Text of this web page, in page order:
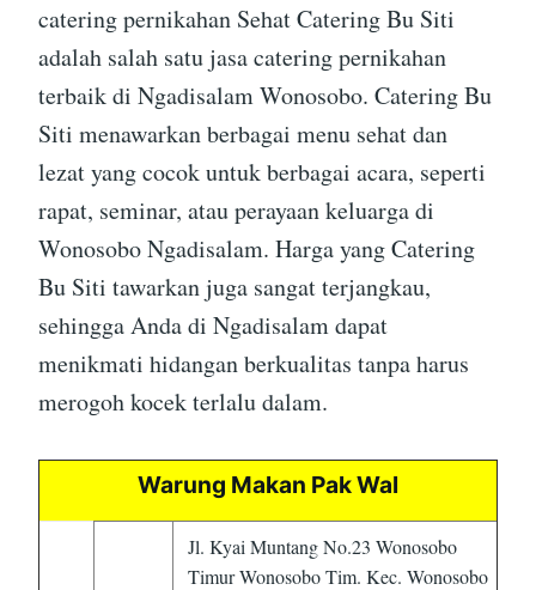
catering pernikahan Sehat Catering Bu Siti
adalah salah satu jasa catering pernikahan
terbaik di Ngadisalam Wonosobo. Catering Bu
Siti menawarkan berbagai menu sehat dan
lezat yang cocok untuk berbagai acara, seperti
rapat, seminar, atau perayaan keluarga di
Wonosobo Ngadisalam. Harga yang Catering
Bu Siti tawarkan juga sangat terjangkau,
sehingga Anda di Ngadisalam dapat
menikmati hidangan berkualitas tanpa harus
merogoh kocek terlalu dalam.
Warung Makan Pak Wal
Jl. Kyai Muntang No.23 Wonosobo
Timur Wonosobo Tim. Kec. Wonosobo